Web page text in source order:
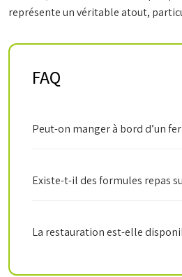
représente un véritable atout,
FAQ
Peut-on manger à bord d’un
Existe-t-il des formules repas
La restauration est-elle